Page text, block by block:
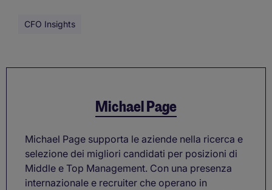
CFO Insights
Michael Page
Michael Page supporta le aziende nella ricerca e
selezione dei migliori candidati per posizioni di
Middle e Top Management. Con una presenza
internazionale e recruiter che operano in